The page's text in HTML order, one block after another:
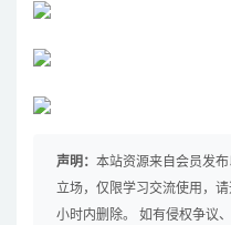
声明： 本站资源来自会员发
立场，仅限学习交流使用，
小时内删除。 如有侵权争议